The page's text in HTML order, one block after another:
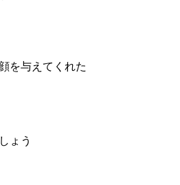
を与えてくれた
ょう